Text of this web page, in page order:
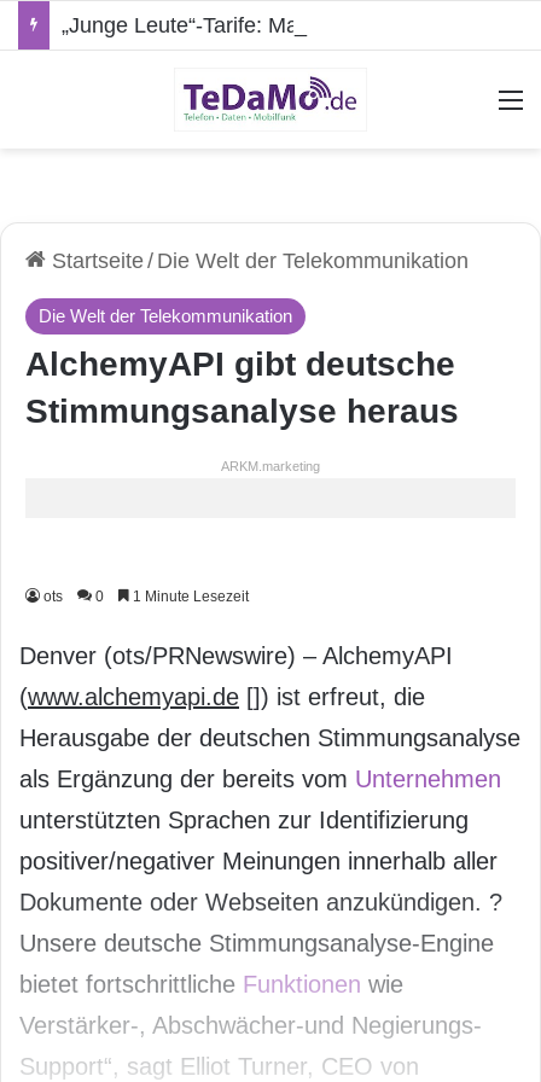
Startseite/ Die Welt der Telekommunikation
Die Welt der Telekommunikation
AlchemyAPI gibt deutsche
Stimmungsanalyse heraus
ARKM.marketing
ots 0 1 Minute Lesezeit
Denver (ots/PRNewswire) – AlchemyAPI
(www.alchemyapi.de []) ist erfreut, die
Herausgabe der deutschen Stimmungsanalyse
als Ergänzung der bereits vom Unternehmen
unterstützten Sprachen zur Identifizierung
positiver/negativer Meinungen innerhalb aller
Dokumente oder Webseiten anzukündigen. ?
Unsere deutsche Stimmungsanalyse-Engine
bietet fortschrittliche Funktionen wie
Verstärker-, Abschwächer-und Negierungs-
Support“, sagt Elliot Turner, CEO von